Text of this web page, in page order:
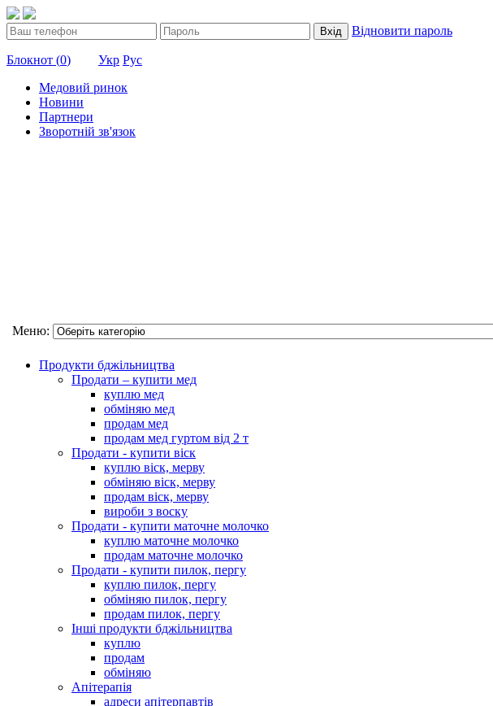
Вхід Відновити пароль
Блокнот (0) Укр Рус
Медовий ринок
Новини
Партнери
Зворотній зв'язок
Меню:
Продукти бджільництва
Продати – купити мед
куплю мед
обміняю мед
продам мед
продам мед гуртом від 2 т
Продати - купити віск
куплю віск, мерву
обміняю віск, мерву
продам віск, мерву
вироби з воску
Продати - купити маточне молочко
куплю маточне молочко
продам маточне молочко
Продати - купити пилок, пергу
куплю пилок, пергу
обміняю пилок, пергу
продам пилок, пергу
Інші продукти бджільництва
куплю
продам
обміняю
Апітерапія
адреси апітерпавтів